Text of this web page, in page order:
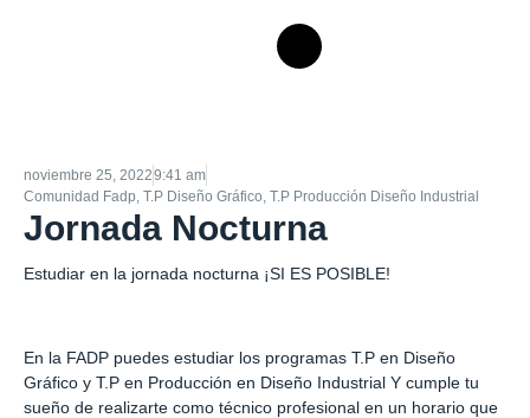
noviembre 25, 20229:41 am
Comunidad Fadp, T.P Diseño Gráfico, T.P Producción Diseño Industrial
Jornada Nocturna
Estudiar en la jornada nocturna ¡SI ES POSIBLE!
En la FADP puedes estudiar los programas T.P en Diseño
Gráfico y T.P en Producción en Diseño Industrial Y cumple tu
sueño de realizarte como técnico profesional en un horario que